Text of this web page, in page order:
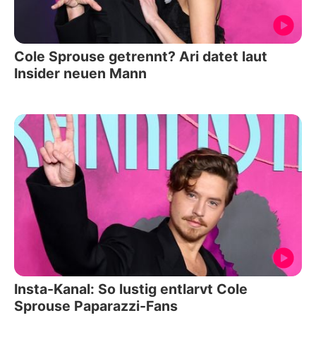
Cole Sprouse getrennt? Ari datet laut
Insider neuen Mann
Insta-Kanal: So lustig entlarvt Cole
Sprouse Paparazzi-Fans